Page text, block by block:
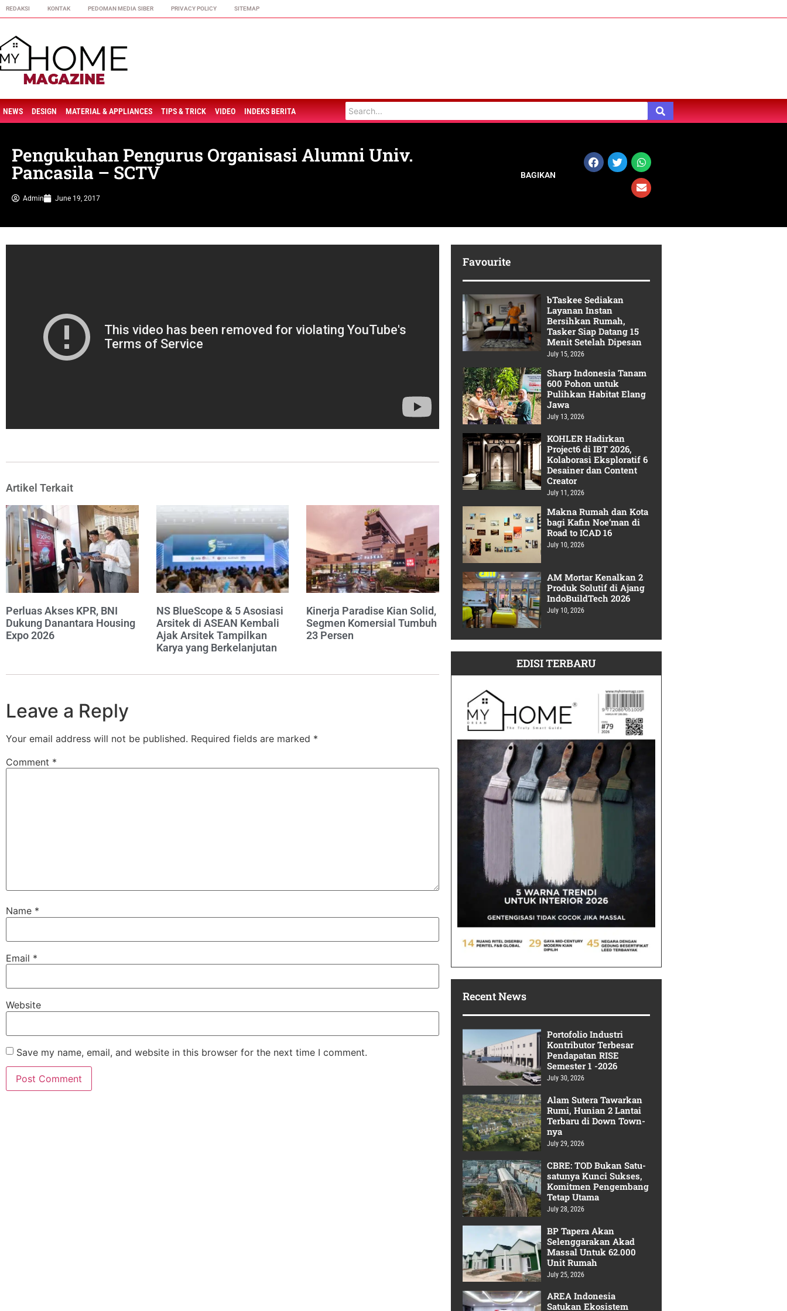
REDAKSI KONTAK PEDOMAN MEDIA SIBER PRIVACY POLICY SITEMAP
NEWS DESIGN MATERIAL & APPLIANCES TIPS & TRICK VIDEO INDEKS BERITA
Pengukuhan Pengurus Organisasi Alumni Univ.
Pancasila – SCTV
Admin June 19, 2017
BAGIKAN
Artikel Terkait
Perluas Akses KPR, BNI
Dukung Danantara Housing
Expo 2026
NS BlueScope & 5 Asosiasi
Arsitek di ASEAN Kembali
Ajak Arsitek Tampilkan
Karya yang Berkelanjutan
Kinerja Paradise Kian Solid,
Segmen Komersial Tumbuh
23 Persen
Leave a Reply
Your email address will not be published. Required fields are marked *
Comment *
Name *
Email *
Website
Save my name, email, and website in this browser for the next time I comment.
Favourite
bTaskee Sediakan
Layanan Instan
Bersihkan Rumah,
Tasker Siap Datang 15
Menit Setelah Dipesan
July 15, 2026
Sharp Indonesia Tanam
600 Pohon untuk
Pulihkan Habitat Elang
Jawa
July 13, 2026
KOHLER Hadirkan
Project6 di IBT 2026,
Kolaborasi Eksploratif 6
Desainer dan Content
Creator
July 11, 2026
Makna Rumah dan Kota
bagi Kafin Noe’man di
Road to ICAD 16
July 10, 2026
AM Mortar Kenalkan 2
Produk Solutif di Ajang
IndoBuildTech 2026
July 10, 2026
EDISI TERBARU
Recent News
Portofolio Industri
Kontributor Terbesar
Pendapatan RISE
Semester 1 -2026
July 30, 2026
Alam Sutera Tawarkan
Rumi, Hunian 2 Lantai
Terbaru di Down Town-
nya
July 29, 2026
CBRE: TOD Bukan Satu-
satunya Kunci Sukses,
Komitmen Pengembang
Tetap Utama
July 28, 2026
BP Tapera Akan
Selenggarakan Akad
Massal Untuk 62.000
Unit Rumah
July 25, 2026
AREA Indonesia
Satukan Ekosistem